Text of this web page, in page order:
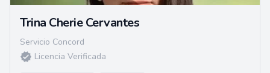
Trina Cherie Cervantes
Servicio Concord
Licencia Verificada